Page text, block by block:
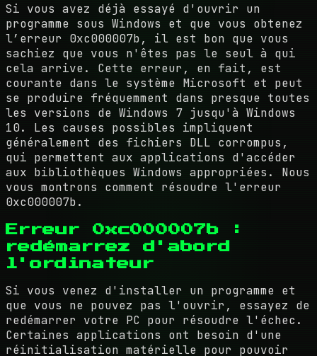
Si vous avez déjà essayé d'ouvrir un
programme sous Windows et que vous obtenez
l’erreur 0xc000007b, il est bon que vous
sachiez que vous n'êtes pas le seul à qui
cela arrive. Cette erreur, en fait, est
courante dans le système Microsoft et peut
se produire fréquemment dans presque toutes
les versions de Windows 7 jusqu'à Windows
10. Les causes possibles impliquent
généralement des fichiers DLL corrompus,
qui permettent aux applications d'accéder
aux bibliothèques Windows appropriées. Nous
vous montrons comment résoudre l'erreur
0xc000007b.
Erreur 0xc000007b :
redémarrez d'abord
l'ordinateur
Si vous venez d'installer un programme et
que vous ne pouvez pas l'ouvrir, essayez de
redémarrer votre PC pour résoudre l'échec.
Certaines applications ont besoin d'une
réinitialisation matérielle pour pouvoir